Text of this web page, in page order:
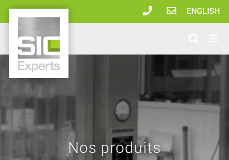
Passer
au
contenu
ENGLISH
Nos produits